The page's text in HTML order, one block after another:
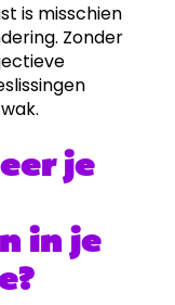
is misschien
Zonder
je
in je